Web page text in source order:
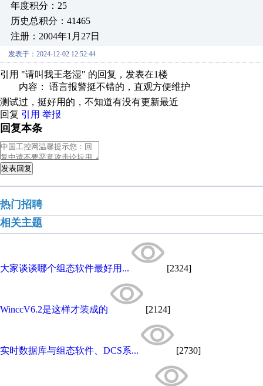
年度积分：25
历史总积分：41465
注册：2004年1月27日
发表于：2024-12-02 12:52:44
引用 "请叫我王老湿" 的回复，发表在1楼
内容： 语言报警挺不错的，直观方便维护
测试过，挺好用的，不知道有没有更新最近
回复 引用 举报
回复本条
发表回复
热门招聘
相关主题
大家谈谈哪个组态软件最好用... [2324]
WinccV6.2是这样才装成的 [2124]
实时数据库与组态软件、DCS系... [2730]